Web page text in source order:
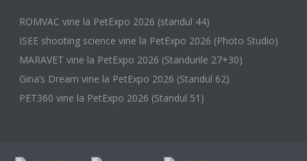
ROMVAC vine la PetExpo 2026 (standul 44)
ISEE shooting science vine la PetExpo 2026 (Photo Studio)
MARAVET vine la PetExpo 2026 (Standurile 27+30)
Gina’s Dream vine la PetExpo 2026 (Standul 62)
PET360 vine la PetExpo 2026 (Standul 51)